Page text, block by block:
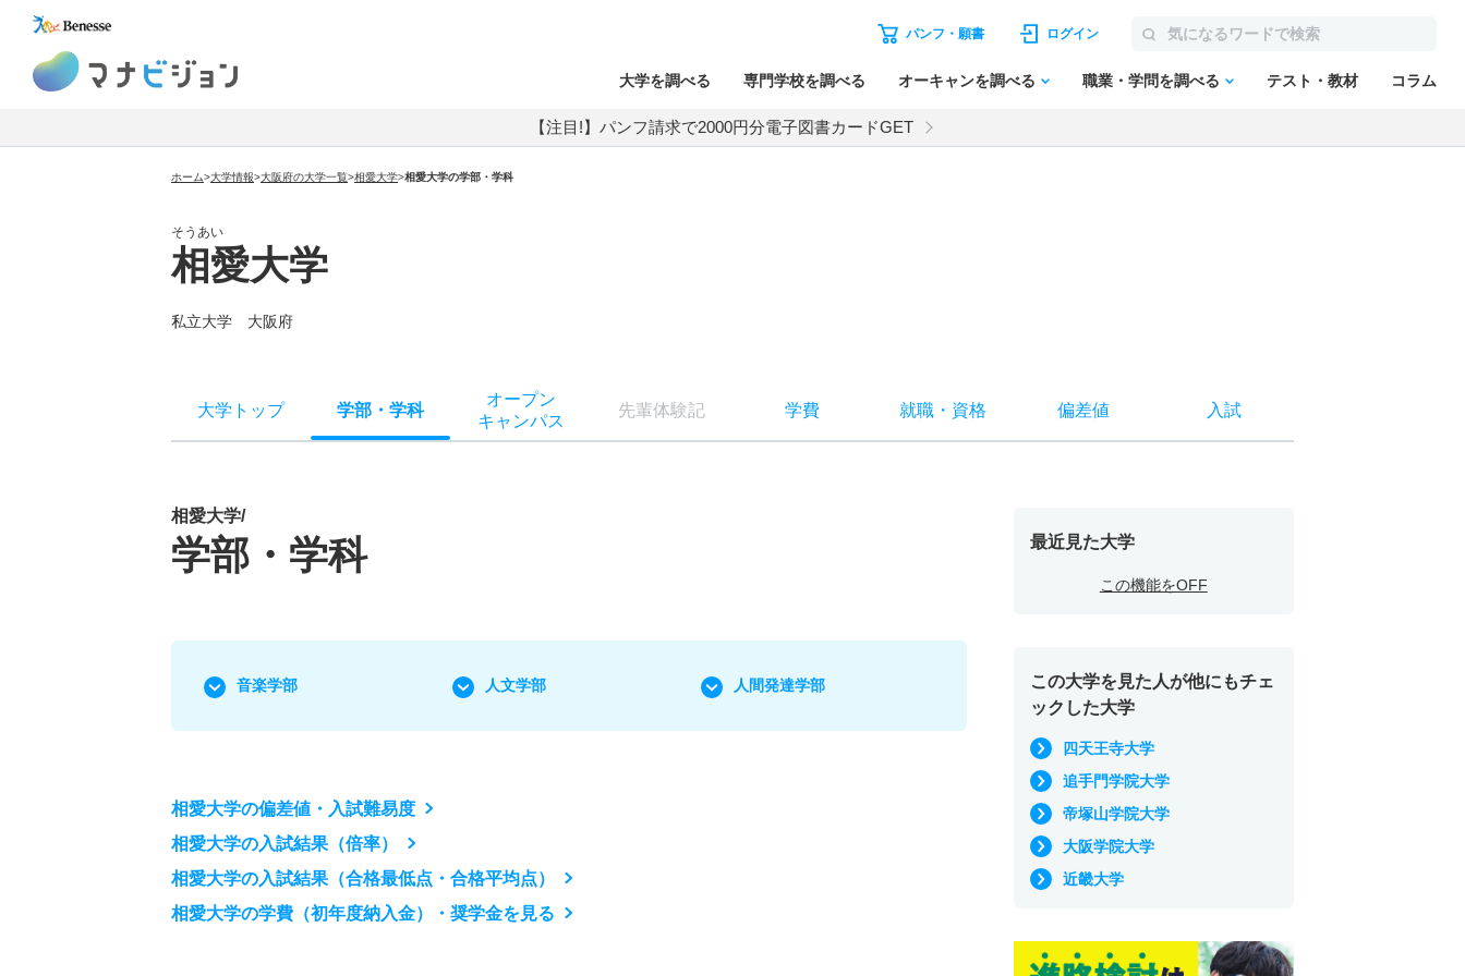
パンフ・願書 ログイン
大学を調べる 専門学校を調べる オーキャンを調べる 職業・学問を調べる テスト・教材 コラム
【注目!】パンフ請求で2000円分電子図書カードGET
ホーム>大学情報>大阪府の大学一覧>相愛大学>相愛大学の学部・学科
そうあい
相愛大学
私立大学 大阪府
大学トップ 学部 ・ 学科
オープン
キャンパス
先輩体験記 学費 就職・ 資格 偏差値 入試
相愛大学/
学部・学科
音楽学部 人文学部 人間発達学部
相愛大学の偏差値・入試難易度
相愛大学の入試結果（倍率）
相愛大学の入試結果（合格最低点・合格平均点）
相愛大学の学費（初年度納入金）・奨学金を見る
最近見た大学
この機能をOFF
この大学を見た人が他にもチェ
ックした大学
四天王寺大学
追手門学院大学
帝塚山学院大学
大阪学院大学
近畿大学